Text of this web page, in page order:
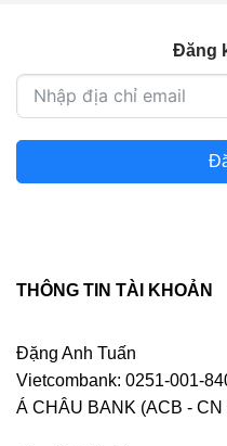
Đăng
THÔNG TIN TÀI KHOẢN
Đặng Anh Tuấn
Vietcombank: 0251-001-
Á CHÂU BANK (ACB -